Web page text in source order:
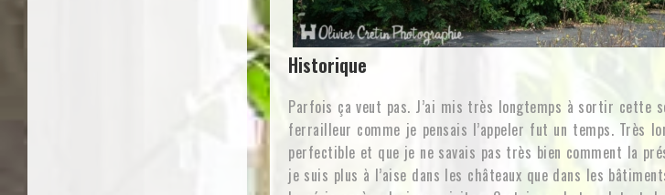
Historique
Parfois ça veut pas. J’ai mis très longtemps à sortir cette
ferrailleur comme je pensais l’appeler fut un temps. Très
perfectible et que je ne savais pas très bien comment la
je suis plus à l’aise dans les châteaux que dans les